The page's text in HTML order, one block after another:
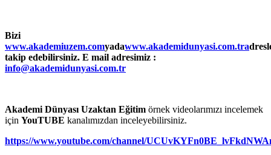
Bizi
www.akademiuzem.comyadawww.akademidunyasi.com.tra
takip edebilirsiniz. E mail adresimiz :
info@akademidunyasi.com.tr
Akademi Dünyası Uzaktan Eğitim örnek videolarımızı incelemek
için YouTUBE kanalımızdan inceleyebilirsiniz.
https://www.youtube.com/channel/